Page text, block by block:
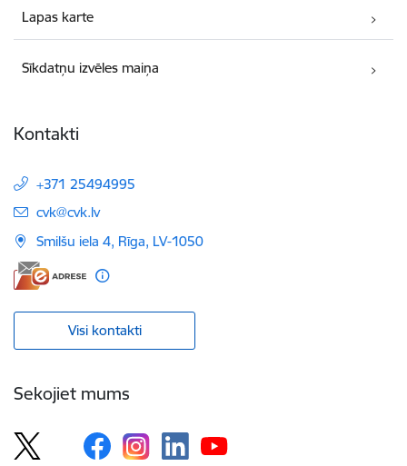
Lapas karte
Sīkdatņu izvēles maiņa
Kontakti
+371 25494995
E-pasts:
cvk@cvk.lv
Smilšu iela 4, Rīga, LV-1050
Visi kontakti
Sekojiet mums